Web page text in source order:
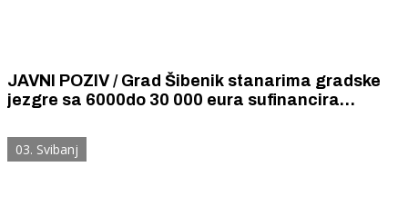
JAVNI POZIV / Grad Šibenik stanarima gradske
jezgre sa 6000do 30 000 eura sufinancira
vanjske stolarije
03. Svibanj